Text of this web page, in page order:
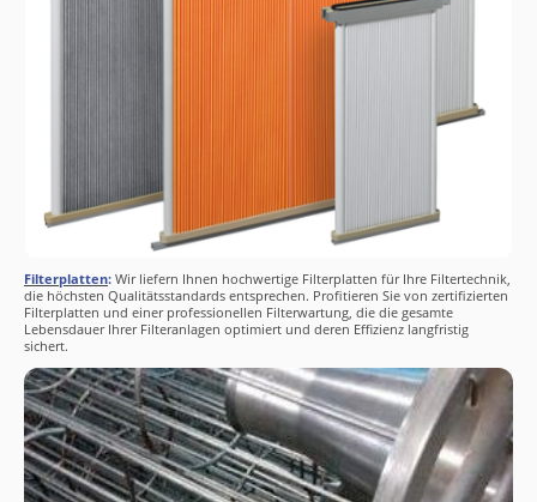
Filterplatten: Wir liefern Ihnen hochwertige Filterplatten für Ihre Filtertechnik,
die höchsten Qualitätsstandards entsprechen. Profitieren Sie von zertifizierten
Filterplatten und einer professionellen Filterwartung, die die gesamte
Lebensdauer Ihrer Filteranlagen optimiert und deren Effizienz langfristig
sichert.